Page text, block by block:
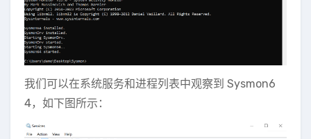
我们可以在系统服务和进程列表中观察到 Sysmon6
4，如下图所示：